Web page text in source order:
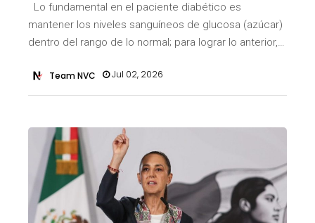
Lo fundamental en el paciente diabético es
mantener los niveles sanguíneos de glucosa (azúcar)
dentro del rango de lo normal; para lograr lo anterior,…
Team NVC Jul 02, 2026